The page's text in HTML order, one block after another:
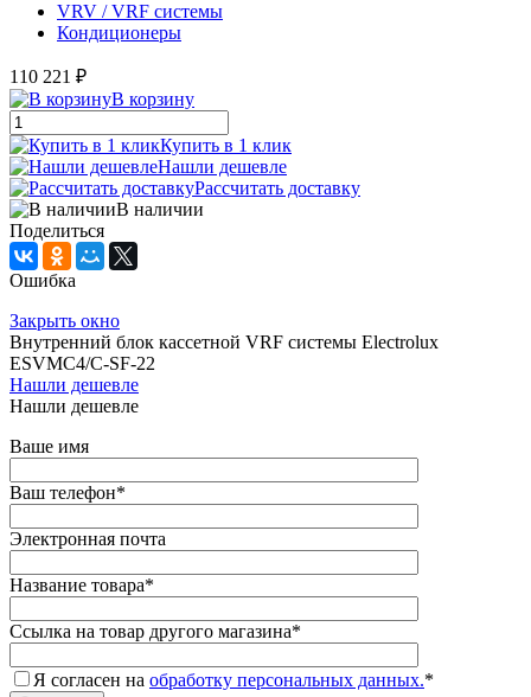
VRV / VRF системы
Кондиционеры
110 221 ₽
В корзину
Купить в 1 клик
Нашли дешевле
Рассчитать доставку
В наличии
Поделиться
Ошибка
Закрыть окно
Внутренний блок кассетной VRF системы Electrolux
ESVMC4/С-SF-22
Нашли дешевле
Нашли дешевле
Ваше имя
Ваш телефон*
Электронная почта
Название товара*
Ссылка на товар другого магазина*
Я согласен на обработку персональных данных.*